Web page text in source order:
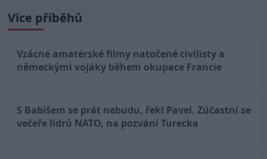
Více příběhů
Vzácné amatérské filmy natočené civilisty a
německými vojáky během okupace Francie
S Babišem se prát nebudu, řekl Pavel. Zúčastní se
večeře lídrů NATO, na pozvání Turecka